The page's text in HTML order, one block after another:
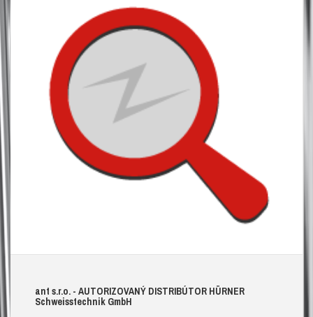
ant s.r.o. - AUTORIZOVANÝ DISTRIBÚTOR HÜRNER
Schweisstechnik GmbH